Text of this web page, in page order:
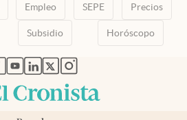
Empleo SEPE Precios
Subsidio Horóscopo
abre en nueva pestaña
abre en nueva pestaña
abre en nueva pestaña
abre en nueva pestaña
abre en nueva pestaña